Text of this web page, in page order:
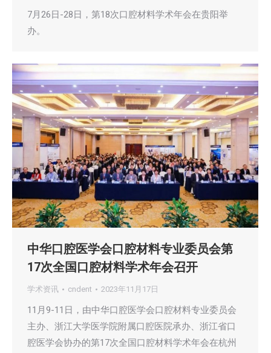
7月26日-28日，第18次口腔材料学术年会在贵阳举
办。
中华口腔医学会口腔材料专业委员会第
17次全国口腔材料学术年会召开
学术资讯 cndent 2023年11月17日
11月9-11日，由中华口腔医学会口腔材料专业委员会
主办、浙江大学医学院附属口腔医院承办、浙江省口
腔医学会协办的第17次全国口腔材料学术年会在杭州